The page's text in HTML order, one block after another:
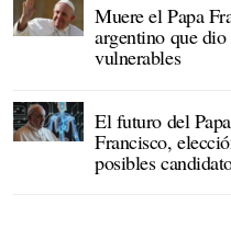
Muere el Papa
argentino que
vulnerables
El futuro del
Francisco,
posibles